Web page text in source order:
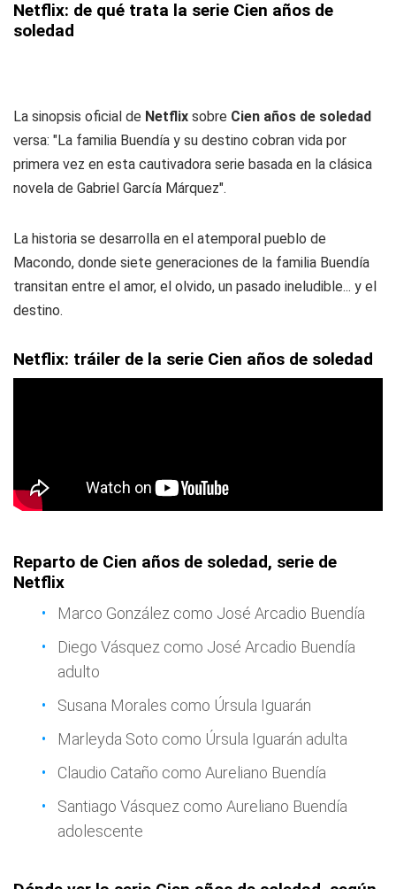
Netflix: de qué trata la serie Cien años de
soledad
La sinopsis oficial de Netflix sobre Cien años de soledad
versa: "La familia Buendía y su destino cobran vida por
primera vez en esta cautivadora serie basada en la clásica
novela de Gabriel García Márquez".
La historia se desarrolla en el atemporal pueblo de
Macondo, donde siete generaciones de la familia Buendía
transitan entre el amor, el olvido, un pasado ineludible... y el
destino.
Netflix: tráiler de la serie Cien años de soledad
Reparto de Cien años de soledad, serie de
Netflix
Marco González como José Arcadio Buendía
Diego Vásquez como José Arcadio Buendía
adulto
Susana Morales como Úrsula Iguarán
Marleyda Soto como Úrsula Iguarán adulta
Claudio Cataño como Aureliano Buendía
Santiago Vásquez como Aureliano Buendía
adolescente